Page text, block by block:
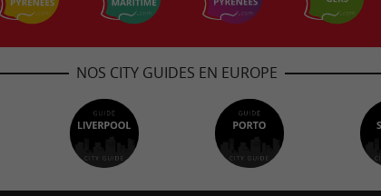
NOS CITY GUIDES EN EUROPE